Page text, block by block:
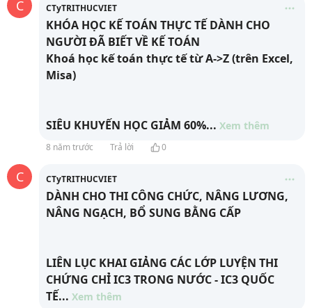
C CTyTRITHUCVIET
KHÓA HỌC KẾ TOÁN THỰC TẾ DÀNH CHO
NGƯỜI ĐÃ BIẾT VỀ KẾ TOÁN
Khoá học kế toán thực tế từ A->Z (trên Excel,
Misa)
SIÊU KHUYẾN HỌC GIẢM 60%... Xem thêm
8 năm trước Trả lời 0
C CTyTRITHUCVIET
DÀNH CHO THI CÔNG CHỨC, NÂNG LƯƠNG,
NÂNG NGẠCH, BỔ SUNG BẰNG CẤP
LIÊN LỤC KHAI GIẢNG CÁC LỚP LUYỆN THI
CHỨNG CHỈ IC3 TRONG NƯỚC - IC3 QUỐC
TẾ... Xem thêm